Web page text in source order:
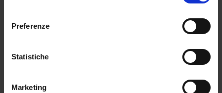
Preferenze
Statistiche
Marketing
elaborare idee, forme, prototipi e